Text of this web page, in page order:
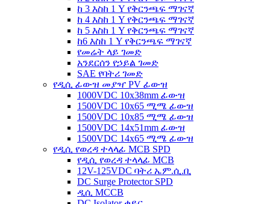
ከ 3 እስከ 1 Y የቅርንጫፍ ማገናኛ
ከ 4 እስከ 1 Y የቅርንጫፍ ማገናኛ
ከ 5 እስከ 1 Y የቅርንጫፍ ማገናኛ
ከ6 እስከ 1 Y የቅርንጫፍ ማገናኛ
የመሬት ላይ ገመድ
አንደርሰን የኃይል ገመድ
SAE የባትሪ ገመድ
የዲሲ ፊውዝ መያዣ PV ፊውዝ
1000VDC 10x38mm ፊውዝ
1500VDC 10x65 ሚሜ ፊውዝ
1500VDC 10x85 ሚሜ ፊውዝ
1500VDC 14x51mm ፊውዝ
1500VDC 14x65 ሚሜ ፊውዝ
የዲሲ የወረዳ ተላላፊ MCB SPD
የዲሲ የወረዳ ተላላፊ MCB
12V-125VDC ባትሪ ኤም.ሲ.ቢ
DC Surge Protector SPD
ዲሲ MCCB